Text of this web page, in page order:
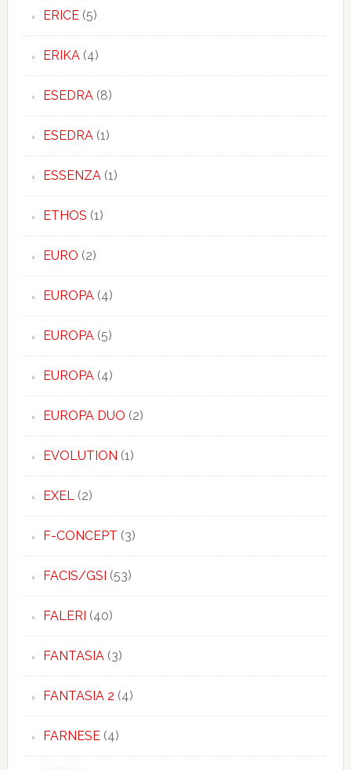
ERICE(5)
ERIKA(4)
ESEDRA(8)
ESEDRA(1)
ESSENZA(1)
ETHOS (1)
EURO (2)
EUROPA(4)
EUROPA(5)
EUROPA(4)
EUROPA DUO (2)
EVOLUTION (1)
EXEL(2)
F-CONCEPT (3)
FACIS/GSI (53)
FALERI (40)
FANTASIA(3)
FANTASIA 2 (4)
FARNESE(4)